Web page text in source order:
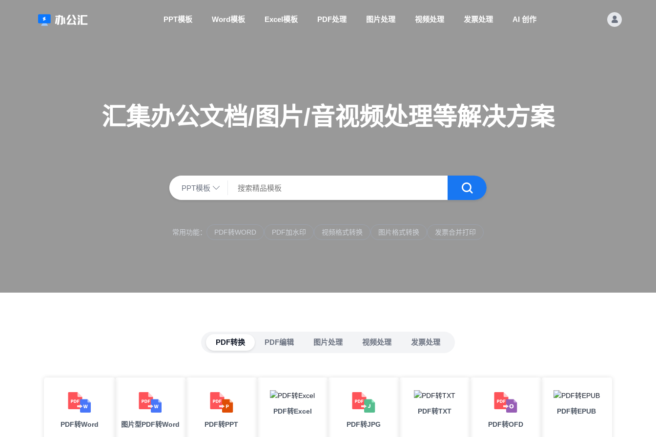
PPT模板 Word模板 Excel模板 PDF处理 图片处理 视频处理 发票处理 AI 创作
汇集办公文档/图片/音视频处理等解决方案
PPT模板
常用功能： PDF转WORD PDF加水印 视频格式转换 图片格式转换 发票合并打印
PDF转换 PDF编辑 图片处理 视频处理 发票处理
PDF转Word 图片型PDF转Word PDF转PPT
PDF转Excel
PDF转JPG
PDF转TXT
PDF转OFD
PDF转EPUB